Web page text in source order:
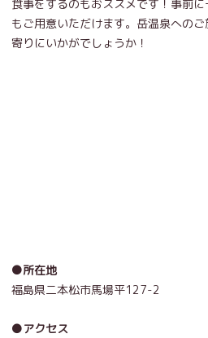
食事をするのもおススメです！事前
もご用意いただけます。岳温泉への
寄りにいかがでしょうか！
●所在地
福島県二本松市馬場平127-2
●アクセス